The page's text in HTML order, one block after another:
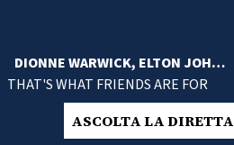
DIONNE WARWICK, ELTON JOHN,
STEVIE WONDER, GLADYS KNIGHT
THAT'S WHAT FRIENDS ARE FOR
ASCOLTA LA DIRETTA